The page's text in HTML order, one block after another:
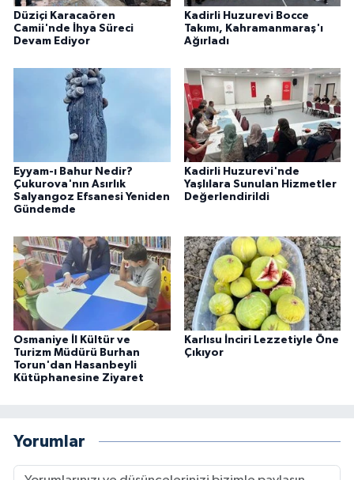
Düziçi Karacaören
Camii'nde İhya Süreci
Devam Ediyor
Kadirli Huzurevi Bocce
Takımı, Kahramanmaraş'ı
Ağırladı
Eyyam-ı Bahur Nedir?
Çukurova'nın Asırlık
Salyangoz Efsanesi Yeniden
Gündemde
Kadirli Huzurevi'nde
Yaşlılara Sunulan Hizmetler
Değerlendirildi
Osmaniye İl Kültür ve
Turizm Müdürü Burhan
Torun'dan Hasanbeyli
Kütüphanesine Ziyaret
Karlısu İnciri Lezzetiyle Öne
Çıkıyor
Yorumlar